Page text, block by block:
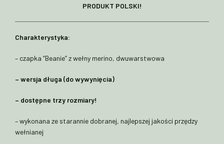
PRODUKT POLSKI!
Charakterystyka:
– czapka “Beanie” z wełny merino, dwuwarstwowa
– wersja długa (do wywynięcia)
– dostępne trzy rozmiary!
– wykonana ze starannie dobranej, najlepszej jakości przędzy
wełnianej